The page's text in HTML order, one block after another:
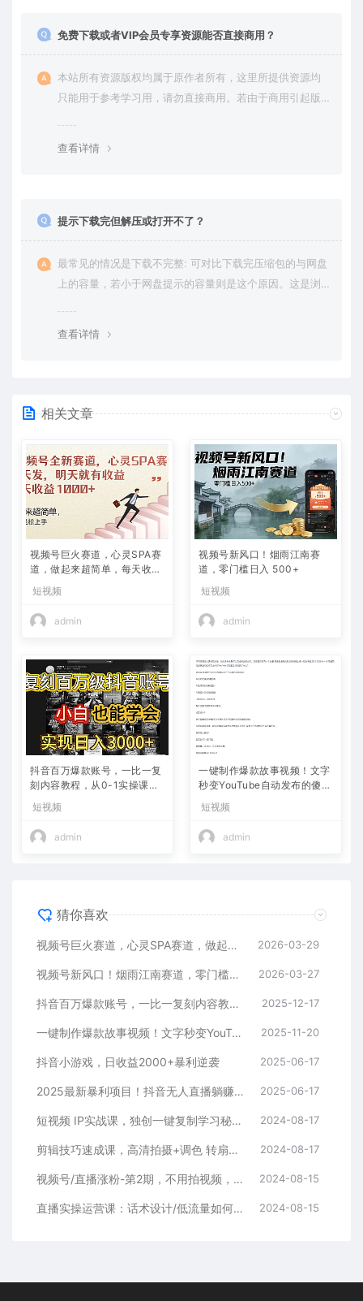
免费下载或者VIP会员专享资源能否直接商用？
本站所有资源版权均属于原作者所有，这里所提供资源均
只能用于参考学习用，请勿直接商用。若由于商用引起版
查看详情
提示下载完但解压或打开不了？
最常见的情况是下载不完整: 可对比下载完压缩包的与网盘
上的容量，若小于网盘提示的容量则是这个原因。这是浏
查看详情
相关文章
视频号巨火赛道，心灵SPA赛
道，做起来超简单，每天收益
800+
短视频
admin
视频号新风口！烟雨江南赛
道，零门槛日入 500+
短视频
admin
抖音百万爆款账号，一比一复
刻内容教程，从0-1实操课，
入10w+
短视频
admin
一键制作爆款故事视频！文字
秒变YouTube自动发布的傻瓜
短视频
admin
猜你喜欢
视频号巨火赛道，心灵SPA赛道，做起来超简单，每天收益800+ 2026-03-29
视频号新风口！烟雨江南赛道，零门槛日入 500+ 2026-03-27
抖音百万爆款账号，一比一复刻内容教程，从0-1实操课，小白也能学会，复制爆款，月入10w+ 2025-12-17
一键制作爆款故事视频！文字秒变YouTube自动发布的傻瓜式教程 2025-11-20
抖音小游戏，日收益2000+暴利逆袭 2025-06-17
2025最新暴利项目！抖音无人直播躺赚攻略！抖音无人直播3.0玩法！0门槛… 2025-06-17
短视频 IP实战课，独创一键复制学习秘籍，转战新领域，月赚五万轻松行 2024-08-17
剪辑技巧速成课，高清拍摄+调色 转扇子，建筑-抠图精通，新手秒变剪辑专家 2024-08-17
视频号/直播涨粉-第2期，不用拍视频，不用卖货，在直播间做菜，就可以搞钱 2024-08-15
直播实操运营课：话术设计/低流量如何提升/话术框架/全场燃爆/非常干货 2024-08-15